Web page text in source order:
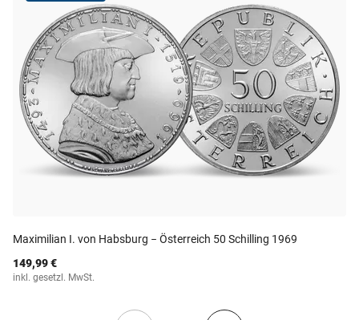
Maximilian I. von Habsburg − Österreich 50 Schilling 1969
149,99 €
inkl. gesetzl. MwSt.